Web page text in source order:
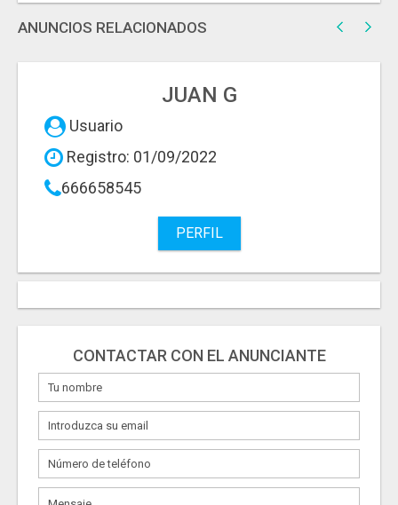
ANUNCIOS RELACIONADOS
JUAN G
Usuario
Registro: 01/09/2022
666658545
PERFIL
CONTACTAR CON EL ANUNCIANTE